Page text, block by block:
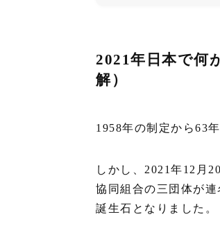
2021年日本で何
解）
1958年の制定から63
しかし、2021年12月
協同組合の三団体が
誕生石となりました。